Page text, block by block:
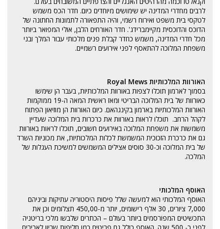
לרבים מחדרי המדינה יש שימושים מיוחדים כיום. חדר הכס משמש
לטקסי בית משפט ואירוח רשמי, והיה התפאורה לתמונות החתונה של
הדוכס והדוכסית מקיימברידג'. חדר האורחים הלבן, אולי המפואר ביותר
מכל חדרי המדינה, משמש כחדר קבלת פנים מלכותי עבור המלך ובני
משפחת המלוכה להתאסף לפני אירועים רשמיים.
האורוות המלכותיות Royal Mews
בסמוך לארמון תוכלו לצפות באורוות המלכותיות, בעבר הן שימשו
כאורוות של בית המלוכה הבריטי ומאז ראשית המאה ה-19 ממוקמות
האורוות המלכותיות בארמון בקינגהאם. כיום האורוות הן מוזיאון הפתוח
לקהל הרחב. תוכלו לראות באורוות את כרכרות בית המלוכה שעדיין
משמשות את משפחת המלוכה באירועים חשובים, תוכלו לראות באורוות
גם את כרכרת הזכוכית המשמשת לכלות המלכותיות, את מכוניות השרד
של בית המלוכה וכ-30 סוסים אצילים המשמשים למשיכת העגלות של
המלכה.
האוסף המלכותי
האוסף המלכותי הוא למעשה שלל פיסות היסטוריה עתיקות וביניהם
7,000 ציורים, 30 אלף רישומים, יותר מ-450,00 תצלומים וכן את
התכשיטים המפורסמים ביותר בעולם – הכתרים שלבשו מלכי בריטניה